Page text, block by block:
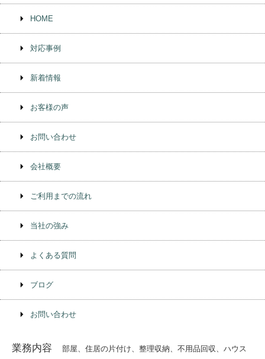
HOME
対応事例
新着情報
お客様の声
お問い合わせ
会社概要
ご利用までの流れ
当社の強み
よくある質問
ブログ
お問い合わせ
業務内容 部屋、住居の片付け、整理収納、不⽤品回収、ハウス